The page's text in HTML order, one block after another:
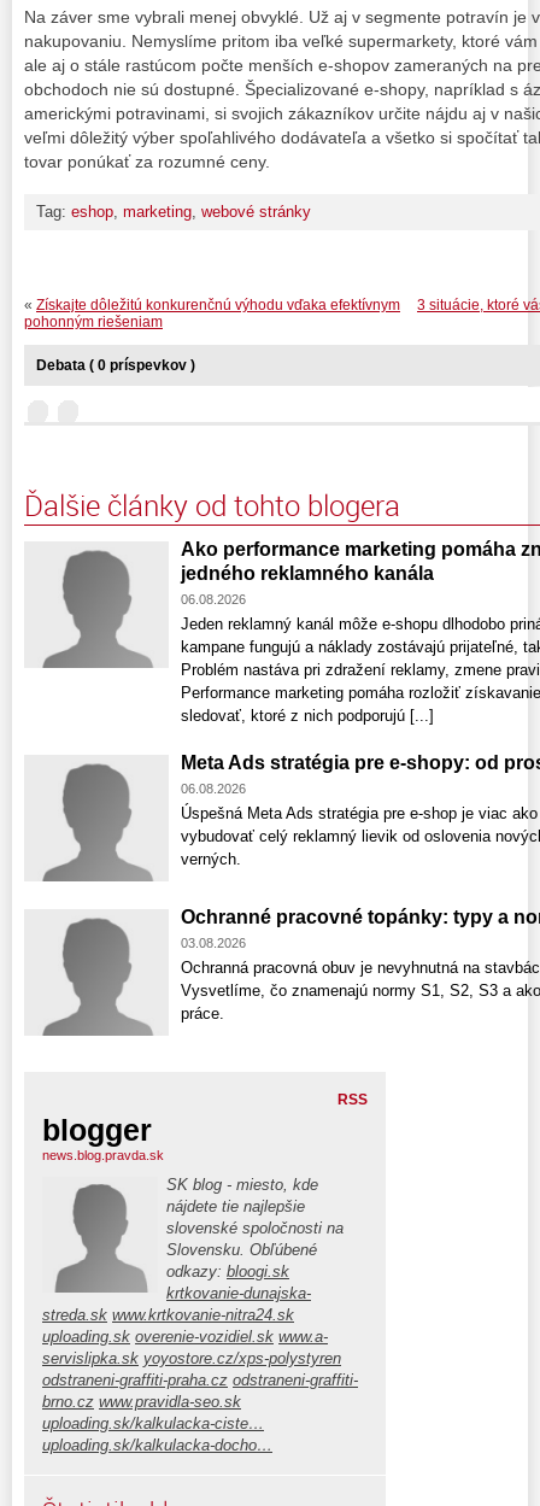
Na záver sme vybrali menej obvyklé. Už aj v segmente potravín je
nakupovaniu. Nemyslíme pritom iba veľké supermarkety, ktoré
ale aj o stále rastúcom počte menších e-shopov zameraných na
obchodoch nie sú dostupné. Špecializované e-shopy, napríklad s
americkými potravinami, si svojich zákazníkov určite nájdu aj v
veľmi dôležitý výber spoľahlivého dodávateľa a všetko si spočítať
tovar ponúkať za rozumné ceny.
Tag: eshop, marketing, webové stránky
3 situácie, ktoré
« Získajte dôležitú konkurenčnú výhodu vďaka efektívnym
pohonným riešeniam
Debata ( 0 príspevkov )
Ďalšie články od tohto blogera
Ako performance marketing pomáha
jedného reklamného kanála
06.08.2026
Jeden reklamný kanál môže e-shopu dlhodobo
kampane fungujú a náklady zostávajú prijateľné,
Problém nastáva pri zdražení reklamy, zmene
Performance marketing pomáha rozložiť
sledovať, ktoré z nich podporujú [...]
Meta Ads stratégia pre e-shopy: od
06.08.2026
Úspešná Meta Ads stratégia pre e-shop je viac
vybudovať celý reklamný lievik od oslovenia
verných.
Ochranné pracovné topánky: typy a
03.08.2026
Ochranná pracovná obuv je nevyhnutná na
Vysvetlíme, čo znamenajú normy S1, S2, S3 a
práce.
RSS
blogger
news.blog.pravda.sk
SK blog - miesto, kde
nájdete tie najlepšie
slovenské spoločnosti na
Slovensku. Obľúbené
odkazy: bloogi.sk
krtkovanie-dunajska-
streda.sk www.krtkovanie-nitra24.sk
uploading.sk overenie-vozidiel.sk www.a-
servislipka.sk yoyostore.cz/xps-polystyren
odstraneni-graffiti-praha.cz odstraneni-graffiti-
brno.cz www.pravidla-seo.sk
uploading.sk/kalkulacka-ciste…
uploading.sk/kalkulacka-docho…